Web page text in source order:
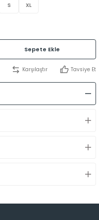
S XL
Sepete Ekle
Karşılaştır Tavsiye Et